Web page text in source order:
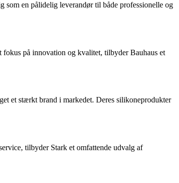
en pålidelig leverandør til både professionelle og
fokus på innovation og kvalitet, tilbyder Bauhaus et
et stærkt brand i markedet. Deres silikoneprodukter
tilbyder Stark et omfattende udvalg af